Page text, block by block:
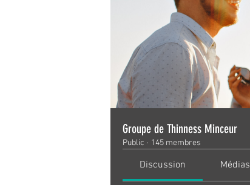
Groupe de Thinness Minceur
Public · 145 membres
Discussion Médias